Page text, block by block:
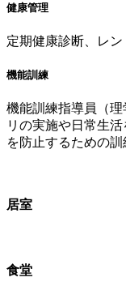
健康管理
定期健康診断、レ
機能訓練
機能訓練指導員（
リの実施や日常生
を防止するための訓
居室
食堂